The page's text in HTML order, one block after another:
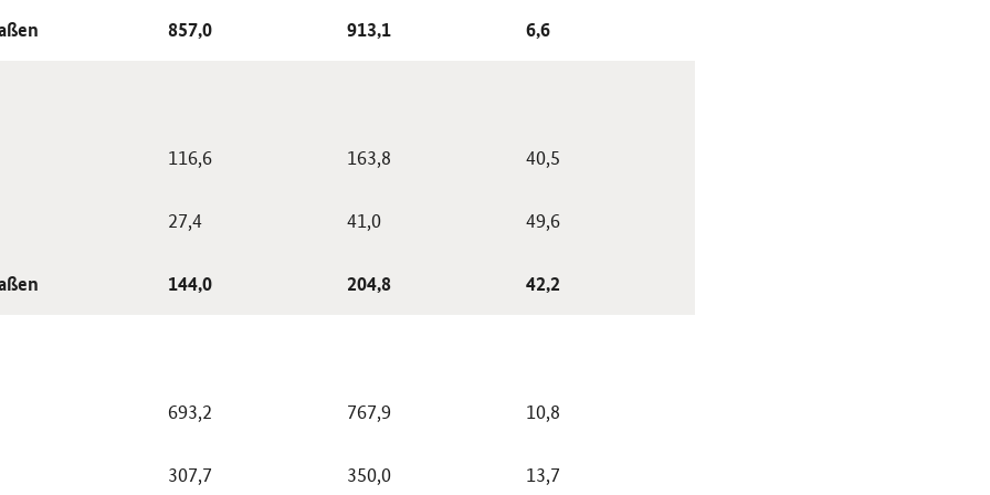
857,0 913,1 6,6
116,6 163,8 40,5
27,4 41,0 49,6
144,0 204,8 42,2
693,2 767,9 10,8
307,7 350,0 13,7